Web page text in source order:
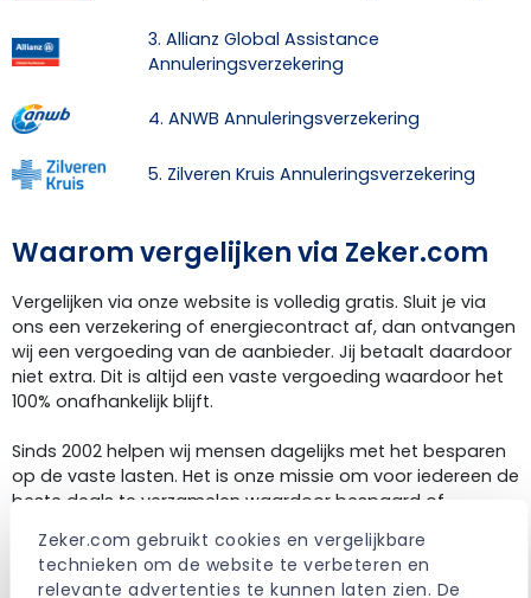
Zeker.com gebruikt cookies en vergelijkbare
technieken om de website te verbeteren en
relevante advertenties te kunnen laten zien. De
3. Allianz Global Assistance
Annuleringsverzekering
4. ANWB Annuleringsverzekering
5. Zilveren Kruis Annuleringsverzekering
Waarom vergelijken via Zeker.com
Vergelijken via onze website is volledig gratis. Sluit je via
ons een verzekering of energiecontract af, dan ontvangen
wij een vergoeding van de aanbieder. Jij betaalt daardoor
niet extra. Dit is altijd een vaste vergoeding waardoor het
100% onafhankelijk blijft.
Sinds 2002 helpen wij mensen dagelijks met het besparen
op de vaste lasten. Het is onze missie om voor iedereen de
beste deals te verzamelen waardoor bespaard of
> Meer over Zeker.com